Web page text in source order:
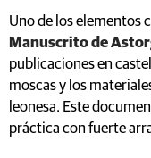
Uno de los elementos
Manuscrito de
publicaciones en
moscas y los
leonesa. Este
práctica con fuerte